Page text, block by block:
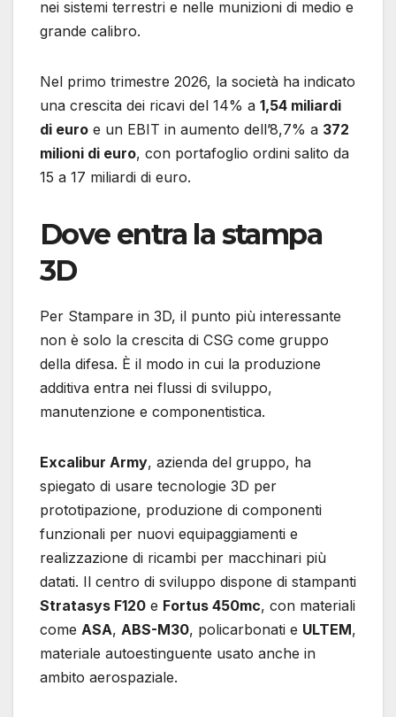
nei sistemi terrestri e nelle munizioni di medio e
grande calibro.
Nel primo trimestre 2026, la società ha indicato
una crescita dei ricavi del 14% a 1,54 miliardi
di euro e un EBIT in aumento dell’8,7% a 372
milioni di euro, con portafoglio ordini salito da
15 a 17 miliardi di euro.
Dove entra la stampa
3D
Per Stampare in 3D, il punto più interessante
non è solo la crescita di CSG come gruppo
della difesa. È il modo in cui la produzione
additiva entra nei flussi di sviluppo,
manutenzione e componentistica.
Excalibur Army, azienda del gruppo, ha
spiegato di usare tecnologie 3D per
prototipazione, produzione di componenti
funzionali per nuovi equipaggiamenti e
realizzazione di ricambi per macchinari più
datati. Il centro di sviluppo dispone di stampanti
Stratasys F120 e Fortus 450mc, con materiali
come ASA, ABS-M30, policarbonati e ULTEM,
materiale autoestinguente usato anche in
ambito aerospaziale.